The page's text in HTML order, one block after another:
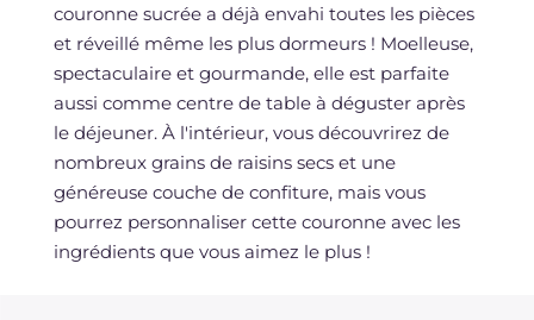
couronne sucrée a déjà envahi toutes les pièces
et réveillé même les plus dormeurs ! Moelleuse,
spectaculaire et gourmande, elle est parfaite
aussi comme centre de table à déguster après
le déjeuner. À l'intérieur, vous découvrirez de
nombreux grains de raisins secs et une
généreuse couche de confiture, mais vous
pourrez personnaliser cette couronne avec les
ingrédients que vous aimez le plus !